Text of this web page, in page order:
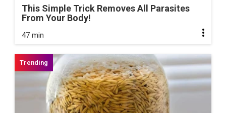
This Simple Trick Removes All Parasites
From Your Body!
47 min